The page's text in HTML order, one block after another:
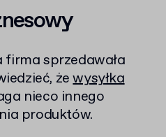
firma sprzedawała
żewysyłka
nieco innego
produktów.